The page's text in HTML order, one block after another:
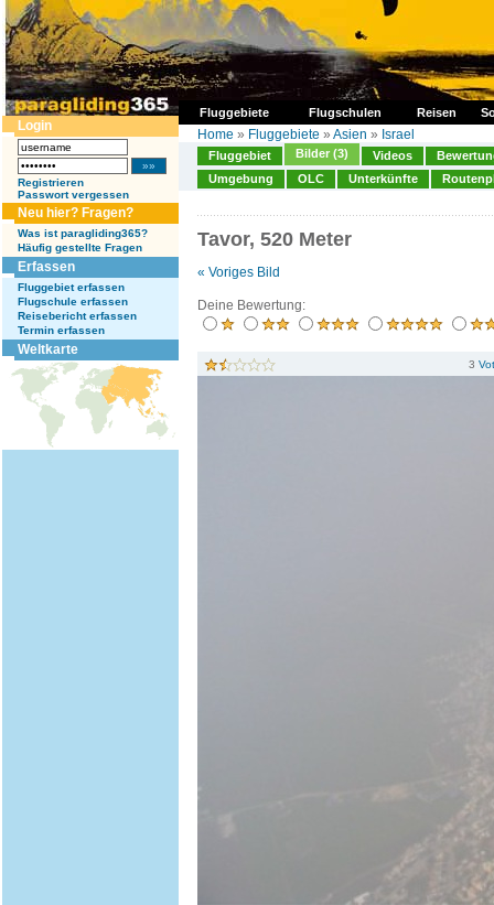
Fluggebiete Flugschulen Reisen
Login
Registrieren
Passwort vergessen
Neu hier? Fragen?
Was ist paragliding365?
Häufig gestellte Fragen
Erfassen
Fluggebiet erfassen
Flugschule erfassen
Reisebericht erfassen
Termin erfassen
Weltkarte
Home » Fluggebiete » Asien » Israel
Fluggebiet Bilder (3) Videos
Umgebung
OLC Unterkünfte
Tavor, 520 Meter
« Voriges Bild
Deine Bewertung:
3